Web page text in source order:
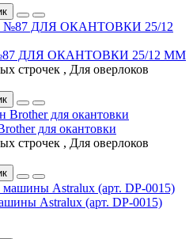
ДЛЯ ОКАНТОВКИ 25/12 ММ
строчек , Для оверлоков
для окантовки
строчек , Для оверлоков
Astralux (арт. DP-0015)